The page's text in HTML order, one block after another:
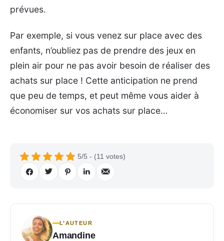
prévues.
Par exemple, si vous venez sur place avec des
enfants, n’oubliez pas de prendre des jeux en
plein air pour ne pas avoir besoin de réaliser des
achats sur place ! Cette anticipation ne prend
que peu de temps, et peut même vous aider à
économiser sur vos achats sur place…
5/5 - (11 votes)
L’AUTEUR
Amandine